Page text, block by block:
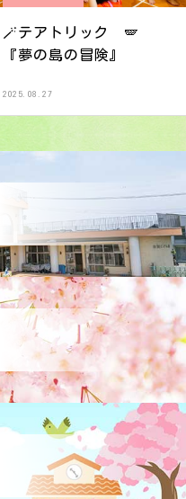
🪄テアトリック 🪽
『夢の島の冒険』
2025.08.27